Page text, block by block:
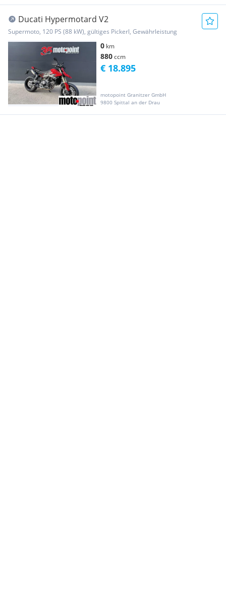
Ducati Hypermotard V2
Supermoto, 120 PS (88 kW), gültiges Pickerl, Gewährleistung
0 km
880ccm
motopoint Granitzer GmbH
9800 Spittal an der Drau
€ 18.895